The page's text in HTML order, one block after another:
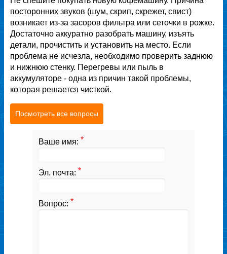
посторонних звуков (шум, скрип, скрежет, свист)
возникает из-за засоров фильтра или сеточки в рожке.
Достаточно аккуратно разобрать машину, изъять
детали, прочистить и установить на место. Если
проблема не исчезла, необходимо проверить заднюю
и нижнюю стенку. Перегревы или пыль в
аккумуляторе - одна из причин такой проблемы,
которая решается чисткой.
Посмотреть все вопросы
Ваше имя: *
Эл. почта: *
Вопрос: *